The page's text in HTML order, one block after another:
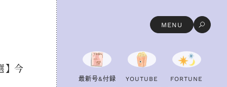
MENU
今
最新号&付録 YOUTU B E FORTU N E